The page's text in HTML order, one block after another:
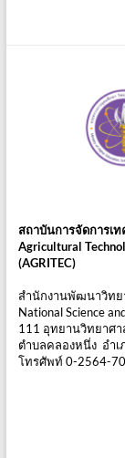
สถาบันการจัดการเ
Agricultural
(AGRITEC)
สำนักงานพัฒนาวิทย
National Science
111 อุทยานวิทยาศ
ตำบลคลองหนึ่ง อำ
โทรศัพท์ 0-2564-